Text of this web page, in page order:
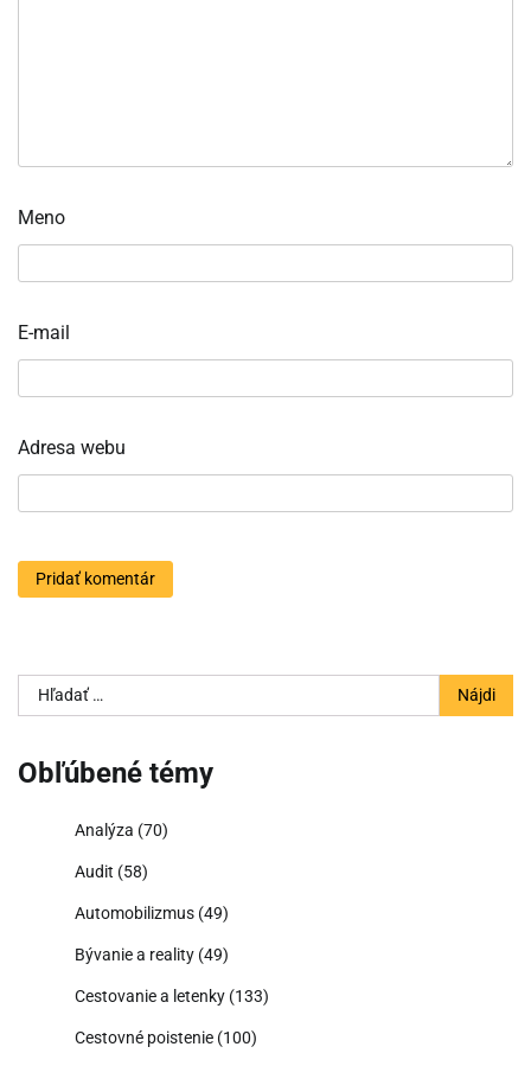
Meno
E-mail
Adresa webu
Hľadať:
Obľúbené témy
Analýza (70)
Audit (58)
Automobilizmus (49)
Bývanie a reality (49)
Cestovanie a letenky (133)
Cestovné poistenie (100)